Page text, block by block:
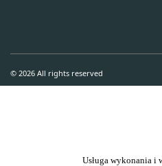
© 2026 All rights reserved
Usługa wykonania i